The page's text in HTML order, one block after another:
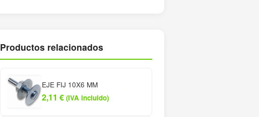
Productos relacionados
EJE FIJ 10X6 MM
2,11 € (IVA incluido)